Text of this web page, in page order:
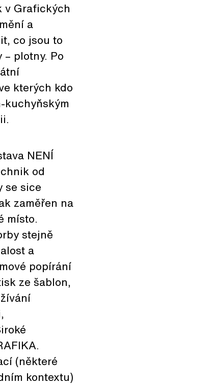
v Grafických
a
co jsou to
plotny. Po
kterých kdo
kuchyňským
NENÍ
od
se sice
zaměřen na
místo.
stejně
a
popírání
ze šablon,
(některé
kontextu)